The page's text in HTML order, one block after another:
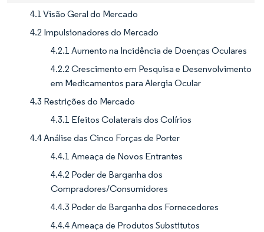
4.1 Visão Geral do Mercado
4.2 Impulsionadores do Mercado
4.2.1 Aumento na Incidência de Doenças Oculares
4.2.2 Crescimento em Pesquisa e Desenvolvimento
em Medicamentos para Alergia Ocular
4.3 Restrições do Mercado
4.3.1 Efeitos Colaterais dos Colírios
4.4 Análise das Cinco Forças de Porter
4.4.1 Ameaça de Novos Entrantes
4.4.2 Poder de Barganha dos
Compradores/Consumidores
4.4.3 Poder de Barganha dos Fornecedores
4.4.4 Ameaça de Produtos Substitutos